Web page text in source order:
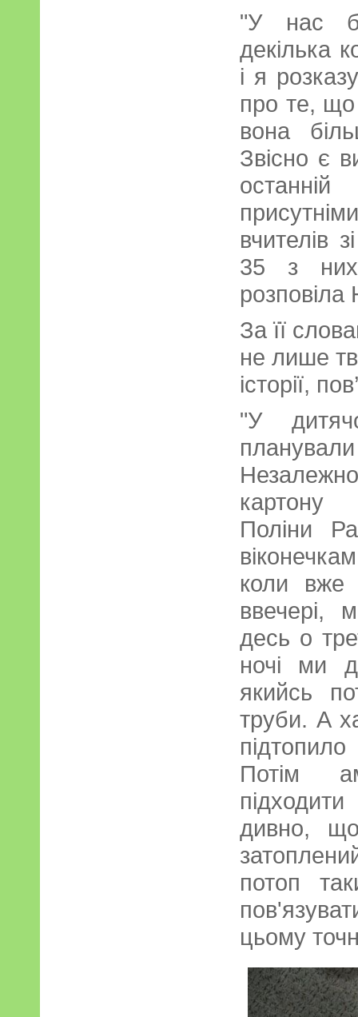
"У нас
декілька
і я
про те, що
вона
Звісно є
вчителів
35 з них
розповіла
За її
не лише
історії,
"У
картону
Поліни
коли вже
ввечері,
десь о
ночі ми
якийсь
труби. А
Потім
дивно,
потоп
цьому